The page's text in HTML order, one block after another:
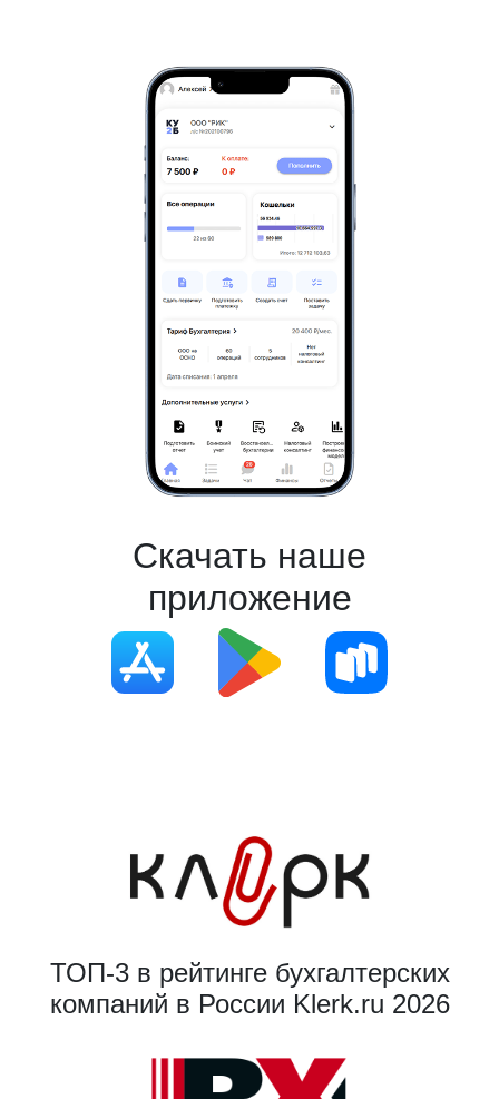
Скачать наше
приложение
ТОП-3 в рейтинге бухгалтерских
компаний в России Klerk.ru 2026